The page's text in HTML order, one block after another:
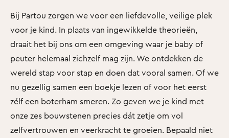
Bij Partou zorgen we voor een liefdevolle, veilige plek
voor je kind. In plaats van ingewikkelde theorieën,
draait het bij ons om een omgeving waar je baby of
peuter helemaal zichzelf mag zijn. We ontdekken de
wereld stap voor stap en doen dat vooral samen. Of we
nu gezellig samen een boekje lezen of voor het eerst
zélf een boterham smeren. Zo geven we je kind met
onze zes bouwstenen precies dát zetje om vol
zelfvertrouwen en veerkracht te groeien. Bepaald niet